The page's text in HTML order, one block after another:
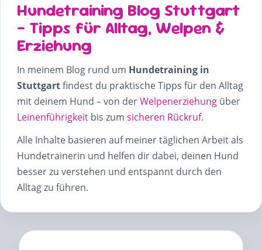
Hundetraining Blog Stuttgart
– Tipps für Alltag, Welpen &
Erziehung
In meinem Blog rund um Hundetraining in
Stuttgartfindest du praktische Tipps für den Alltag
mit deinem Hund – von derWelpenerziehung über
Leinenführigkeit bis zum sicheren Rückruf.
Alle Inhalte basieren auf meiner täglichen Arbeit als
Hundetrainerin und helfen dir dabei, deinen Hund
besser zu verstehen und entspannt durch den
Alltag zu führen.